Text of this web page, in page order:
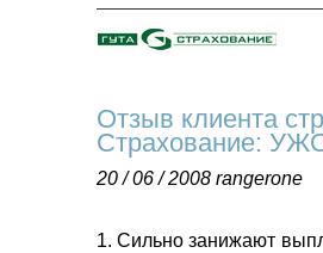
Отзыв клиента
Страхование:
20 / 06 / 2008 rangerone
1. Сильно занижают